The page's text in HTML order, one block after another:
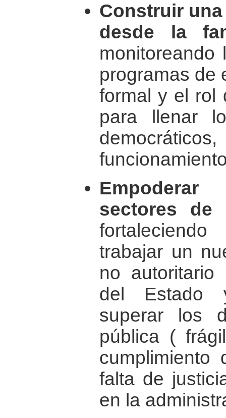
Construir
desde la
monitoreando
programas de
formal y el rol
para llenar
sectores de
trabajar un
no autoritario
del Estado
superar los
pública (
cumplimiento
falta de
en la